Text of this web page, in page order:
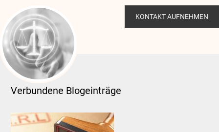
KONTAKT AUFNEHMEN
Verbundene Blogeinträge